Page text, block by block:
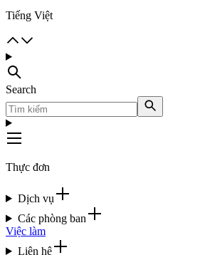
Tiếng Việt
Search
Thực đơn
Dịch vụ
Các phòng ban
Việc làm
Liên hệ